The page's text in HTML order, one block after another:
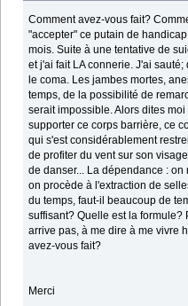
Comment avez-vous fait?
"accepter" ce putain de
mois. Suite à une tentative de
et j'ai fait LA connerie. J'ai
le coma. Les jambes mortes,
temps, de la possibilité de
serait impossible. Alors dites
supporter ce corps barrière, ce
qui s'est considérablement
de profiter du vent sur son
de danser... La dépendance :
on procède à l'extraction de
du temps, faut-il beaucoup de
suffisant? Quelle est la
arrive pas, à me dire à me vivre
avez-vous fait?
Merci